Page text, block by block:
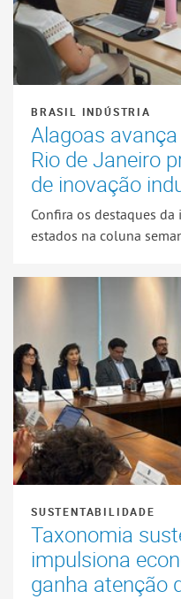
BRASIL INDÚSTRIA
Alagoas
Rio de Janeiro
de inovação
Confira os destaques
estados na coluna
SUSTENTABILIDADE
Taxonomia
impulsiona
ganha atenção